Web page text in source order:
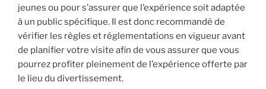
jeunes ou pour s’assurer que l’expérience soit adaptée
à un public spécifique. Il est donc recommandé de
vérifier les règles et réglementations en vigueur avant
de planifier votre visite afin de vous assurer que vous
pourrez profiter pleinement de l’expérience offerte par
le lieu du divertissement.